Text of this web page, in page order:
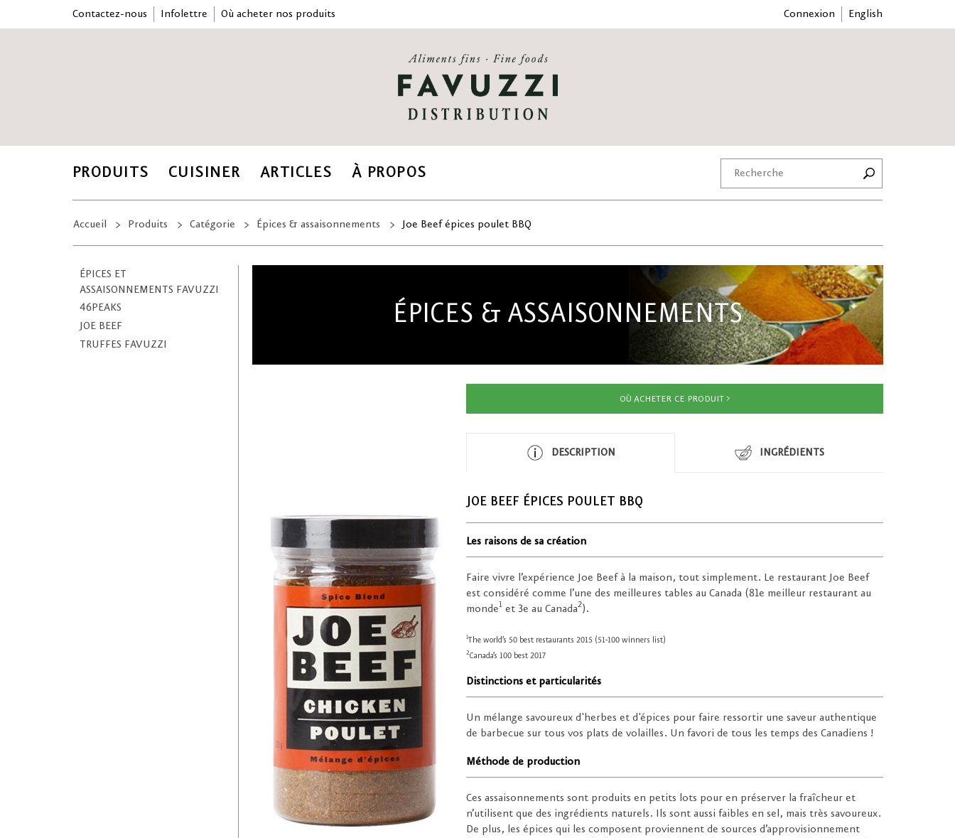
Contactez-nous Infolettre Où acheter nos produits Connexion English
PRODUITS CUISINER ARTICLES À PROPOS
Accueil Produits Catégorie Épices & assaisonnements Joe Beef épices poulet BBQ
ÉPICES ET
ASSAISONNEMENTS FAVUZZI
46PEAKS
JOE BEEF
TRUFFES FAVUZZI
ÉPICES & ASSAISONNEMENTS
OÙ ACHETER CE PRODUIT
DESCRIPTION INGRÉDIENTS
JOE BEEF ÉPICES POULET BBQ
Les raisons de sa création
Faire vivre l’expérience Joe Beef à la maison, tout simplement. Le restaurant Joe Beef
est considéré comme l’une des meilleures tables au Canada (81e meilleur restaurant au
monde1 et 3e au Canada2).
1The world’s 50 best restaurants 2015 (51-100 winners list)
2Canada’s 100 best 2017
Distinctions et particularités
Un mélange savoureux d'herbes et d'épices pour faire ressortir une saveur authentique
de barbecue sur tous vos plats de volailles. Un favori de tous les temps des Canadiens !
Méthode de production
Ces assaisonnements sont produits en petits lots pour en préserver la fraîcheur et
n’utilisent que des ingrédients naturels. Ils sont aussi faibles en sel, mais très savoureux.
De plus, les épices qui les composent proviennent de sources d’approvisionnement